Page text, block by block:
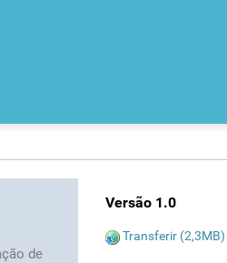
de
Versão 1.0
Transferir (2,3MB)